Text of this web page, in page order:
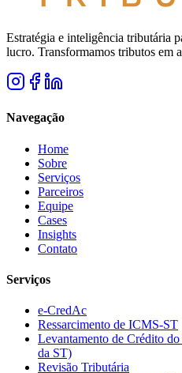
Estratégia e inteligência tributária
lucro. Transformamos tributos em
Navegação
Home
Sobre
Serviços
Parceiros
Equipe
Cases
Insights
Contato
Serviços
e-CredAc
Ressarcimento de ICMS-ST
Levantamento de Crédito
da ST)
Revisão Tributária